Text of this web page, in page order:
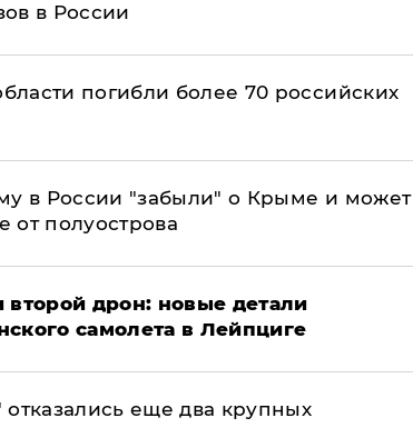
в России
погибли более 70 российских
в России "забыли" о Крыме и может
от полуострова
дрон: новые детали
самолета в Лейпциге
отказались еще два крупных